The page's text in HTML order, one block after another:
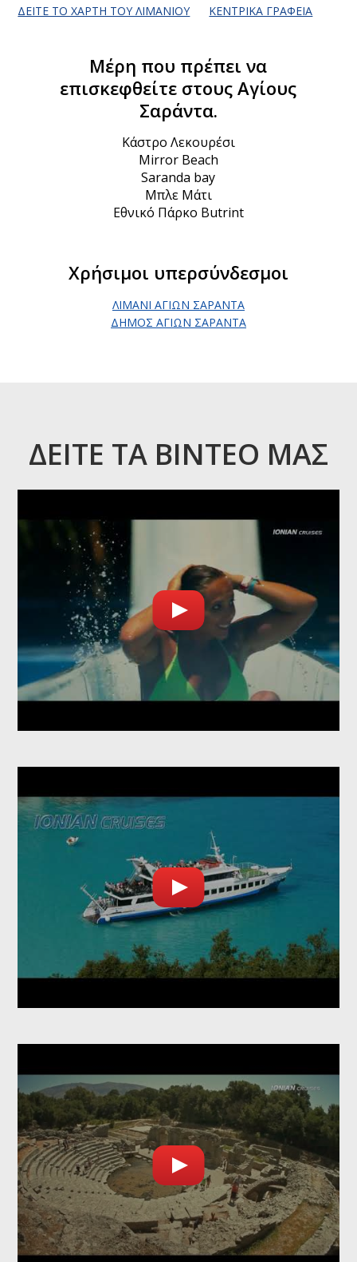
ΔΕΊΤΕ ΤΟ ΧΆΡΤΗ ΤΟΥ ΛΙΜΑΝΙΟΎ ΚΕΝΤΡΙΚΆ ΓΡΑΦΕΊΑ
Μέρη που πρέπει να
επισκεφθείτε στους Αγίους
Σαράντα.
Κάστρο Λεκουρέσι
Mirror Beach
Saranda bay
Μπλε Μάτι
Εθνικό Πάρκο Butrint
Χρήσιμοι υπερσύνδεσμοι
ΛΙΜΆΝΙ ΑΓΊΩΝ ΣΑΡΆΝΤΑ
ΔΉΜΟΣ ΑΓΊΩΝ ΣΑΡΆΝΤΑ
ΔΕΊΤΕ ΤΑ ΒΊΝΤΕΌ ΜΑΣ